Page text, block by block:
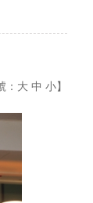
： 大 中 小】